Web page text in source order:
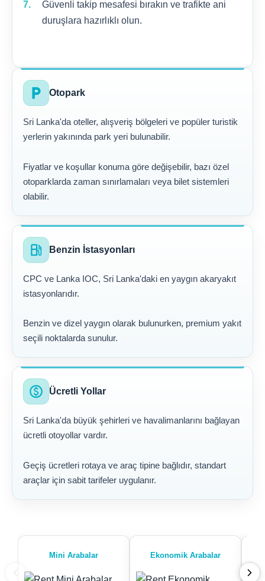
Güvenli takip mesafesi bırakın ve trafikte ani
duruşlara hazırlıklı olun.
local_parking Otopark
Sri Lanka'da oteller, alışveriş bölgeleri ve popüler turistik
yerlerin yakınında park yeri bulunabilir.
Fiyatlar ve koşullar konuma göre değişebilir, bazı özel
otoparklarda zaman sınırlamaları veya bilet sistemleri
olabilir.
local_gas_station Benzin İstasyonları
CPC ve Lanka IOC, Sri Lanka'daki en yaygın akaryakıt
istasyonlarıdır.
Benzin ve dizel yaygın olarak bulunurken, premium yakıt
seçili noktalarda sunulur.
paid Ücretli Yollar
Sri Lanka'da büyük şehirleri ve havalimanlarını bağlayan
ücretli otoyollar vardır.
Geçiş ücretleri rotaya ve araç tipine bağlıdır, standart
araçlar için sabit tarifeler uygulanır.
Mini Arabalar Ekonomik Arabalar